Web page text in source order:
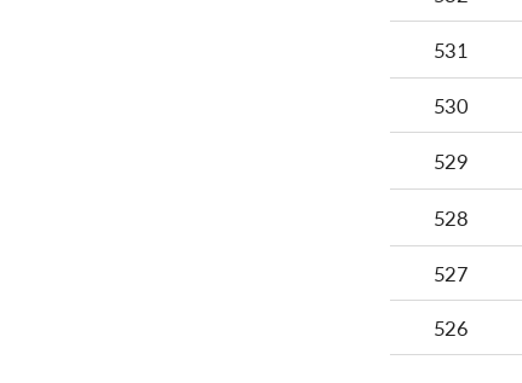
531
530
529
528
527
526